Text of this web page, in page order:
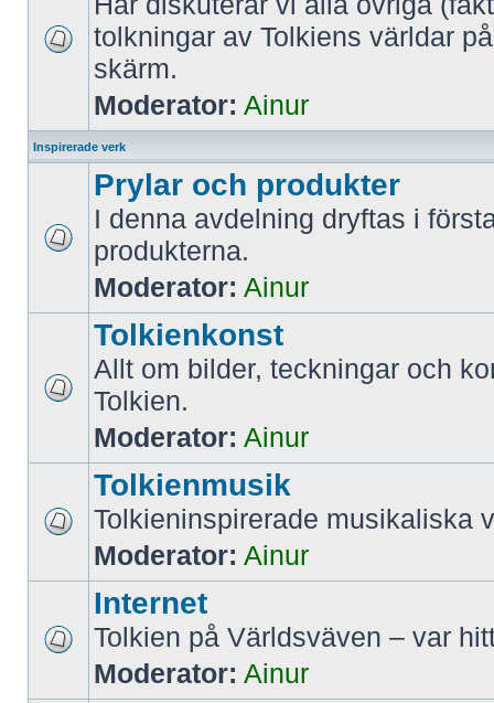
tolkningar av Tolkiens världar
skärm.
Moderator: Ainur
Inspirerade verk
Prylar och produkter
I denna avdelning dryftas i
produkterna.
Moderator: Ainur
Tolkienkonst
Allt om bilder, teckningar och
Tolkien.
Moderator: Ainur
Tolkienmusik
Tolkieninspirerade musikaliska
Moderator: Ainur
Internet
Tolkien på Världsväven – var
Moderator: Ainur